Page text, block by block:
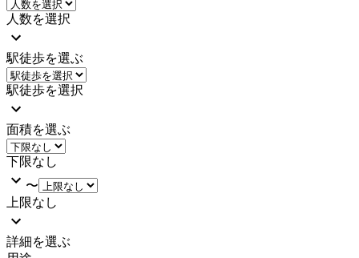
人数を選択
駅徒歩を選ぶ
駅徒歩を選択
面積を選ぶ
下限なし
〜
上限なし
詳細を選ぶ